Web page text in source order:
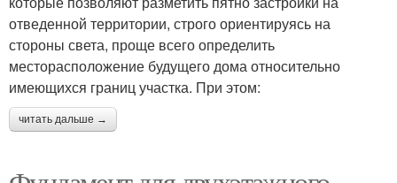
отведенной территории, строго ориентируясь на
стороны света, проще всего определить
месторасположение будущего дома относительно
имеющихся границ участка. При этом:
читать дальше →